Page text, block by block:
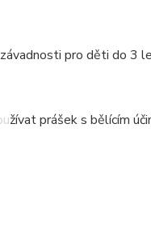
pro děti do 3
prášek s bělícím